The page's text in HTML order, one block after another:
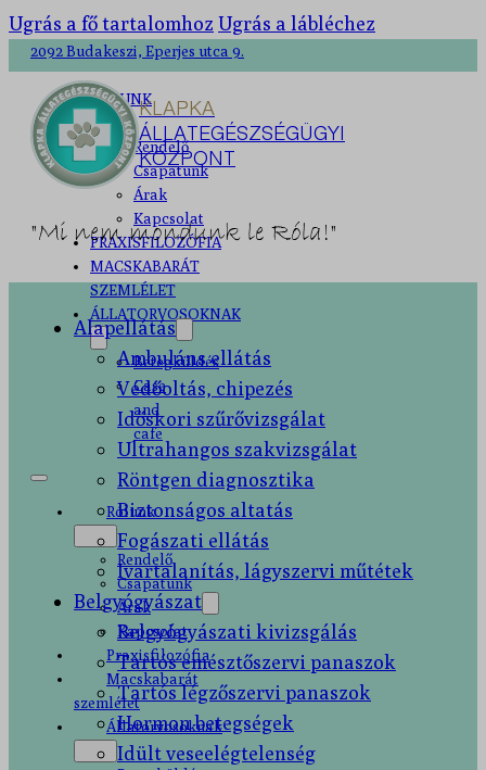
Ugrás a fő tartalomhoz Ugrás a lábléchez
2092 Budakeszi, Eperjes utca 9.
RÓLUNK
Rendelő
Csapatunk
Árak
Kapcsolat
PRAXISFILOZÓFIA
MACSKABARÁT
SZEMLÉLET
ÁLLATORVOSOKNAK
Betegküldés
Case
and
cafe
Rólunk
Rendelő
Csapatunk
Árak
Kapcsolat
Praxisfilozófia
Macskabarát
szemlélet
Állatorvosoknak
KLAPKA
ÁLLATEGÉSZSÉGÜGYI
KÖZPONT
"Mi nem mondunk le Róla!"
Alapellátás
Ambuláns ellátás
Védőoltás, chipezés
Időskori szűrővizsgálat
Ultrahangos szakvizsgálat
Röntgen diagnosztika
Biztonságos altatás
Fogászati ellátás
Ivartalanítás, lágyszervi műtétek
Belgyógyászat
Belgyógyászati kivizsgálás
Tartós emésztőszervi panaszok
Tartós légzőszervi panaszok
Hormon betegségek
Idült veseelégtelenség